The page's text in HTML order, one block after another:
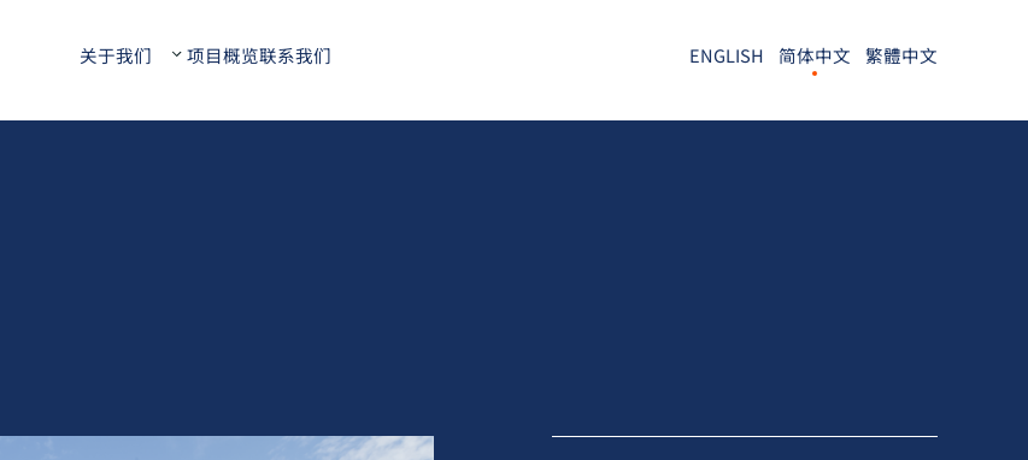
关于我们 项目概览联系我们 ENGLISH 简体中文 繁體中文